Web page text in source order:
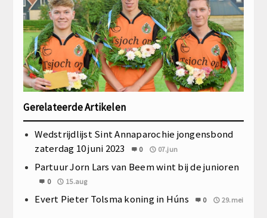
Gerelateerde Artikelen
Wedstrijdlijst Sint Annaparochie jongensbond
zaterdag 10 juni 2023
0 07.jun
Partuur Jorn Lars van Beem wint bij de junioren
0 15.aug
Evert Pieter Tolsma koning in Húns 0 29.mei